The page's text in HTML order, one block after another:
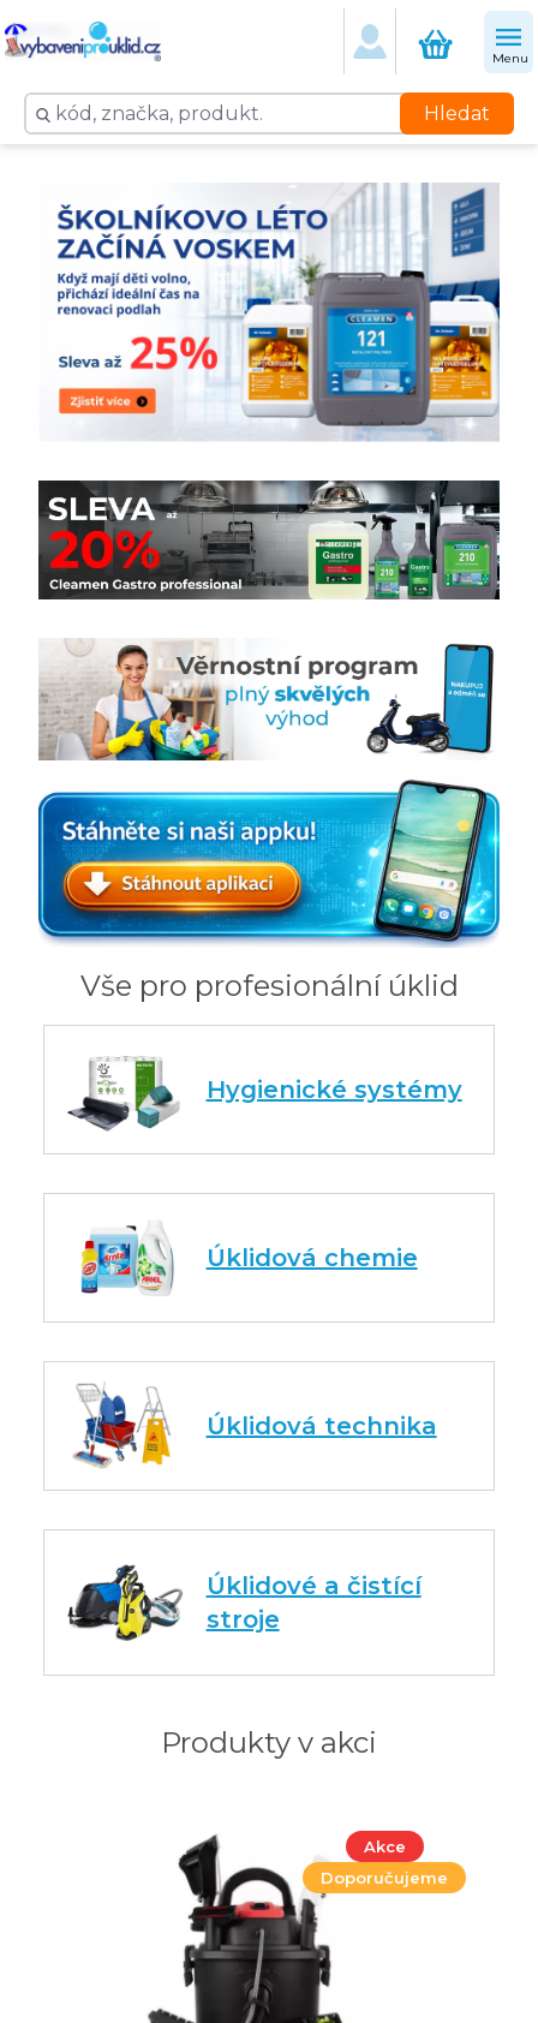
Menu
Hledat
Vše pro profesionální úklid
Hygienické systémy
Úklidová chemie
Úklidová technika
Úklidové a čistící
stroje
Produkty v akci
Akce
Doporučujeme